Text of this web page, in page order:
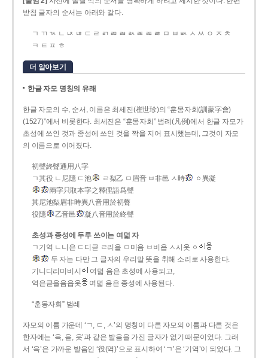
받침 글자의 순서는 아래와 같다.
ㄱ ㄲ ㄳ ㄴ ㄵ ㄶ ㄷ ㄹ ㄺ ㄻ ㄼ ㄽ ㄾ ㄿ ㅀ ㅁ ㅂ ㅄ ㅅ ㅆ ㅇ ㅈ ㅊ
ㅋ ㅌ ㅍ ㅎ
더 알아보기
한글 자모 명칭의 유래
한글 자모의 수, 순서, 이름은 최세진(崔世珍)의 “훈몽자회(訓蒙字會)
(1527)”에서 비롯한다. 최세진은 “훈몽자회” 범례(凡例)에서 한글 자모가
초성에 쓰인 것과 종성에 쓰인 것을 짝을 지어 표시했는데, 그것이 자모
의 이름으로 이어졌다.
初聲終聲通用八字
ㄱ其役 ㄴ尼隱 ㄷ池
ㄹ梨乙 ㅁ眉音 ㅂ非邑 ㅅ時
ㆁ異凝
兩字只取本字之釋俚語爲聲
其尼池梨眉非時異八音用於初聲
役隱
乙音邑 凝八音用於終聲
초성과 종성에 두루 쓰이는 여덟 자
ㄱ기역 ㄴ니은 ㄷ디귿 ㄹ리을 ㅁ미음 ㅂ비읍 ㅅ시옷 ㆁ
두 자는 다만 그 글자의 우리말 뜻을 취해 소리로 사용한다.
기니디리미비시
여덟 음은 초성에 사용되고,
역은귿을음읍옷
여덟 음은 종성에 사용된다.
“훈몽자회” 범례
자모의 이름 가운데 ‘ㄱ, ㄷ, ㅅ’의 명칭이 다른 자모의 이름과 다른 것은
한자에는 ‘윽, 읃, 읏’과 같은 발음을 가진 글자가 없기 때문이었다. 그래
서 ‘윽’은 가까운 발음인 ‘役(역)’으로 표시하여 ‘ㄱ’은 ‘기역’이 되었다. 그